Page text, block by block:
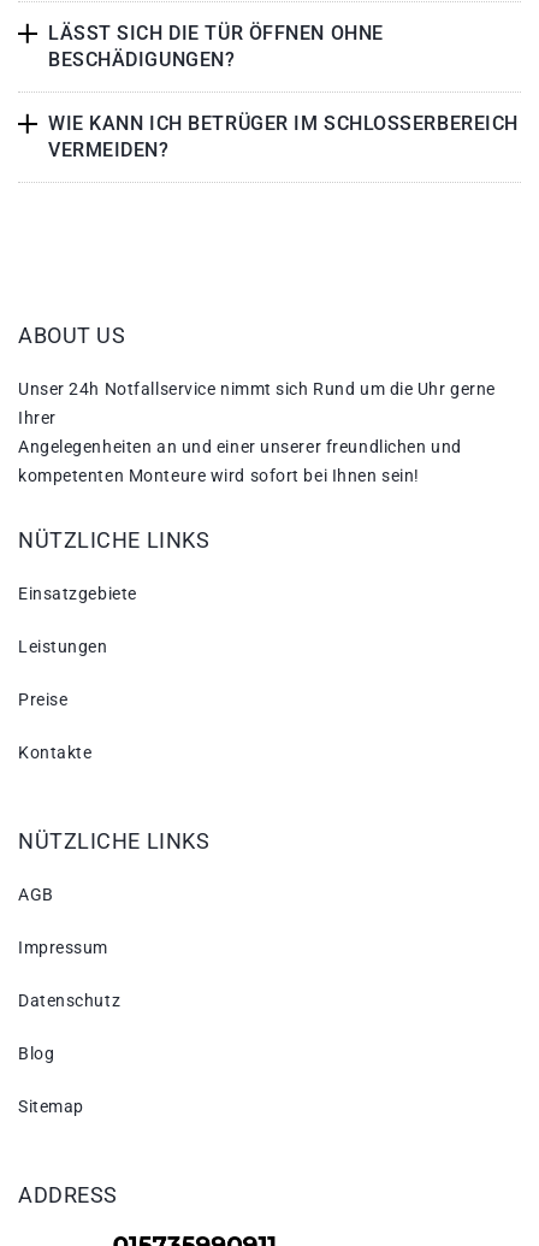
LÄSST SICH DIE TÜR ÖFFNEN OHNE
BESCHÄDIGUNGEN?
WIE KANN ICH BETRÜGER IM SCHLOSSERBEREICH
VERMEIDEN?
ABOUT US
Unser 24h Notfallservice nimmt sich Rund um die Uhr gerne
Ihrer
Angelegenheiten an und einer unserer freundlichen und
kompetenten Monteure wird sofort bei Ihnen sein!
NÜTZLICHE LINKS
Einsatzgebiete
Leistungen
Preise
Kontakte
NÜTZLICHE LINKS
AGB
Impressum
Datenschutz
Blog
Sitemap
ADDRESS